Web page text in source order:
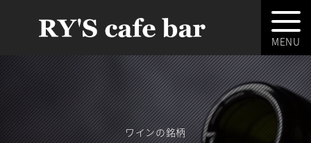
ワインの銘柄